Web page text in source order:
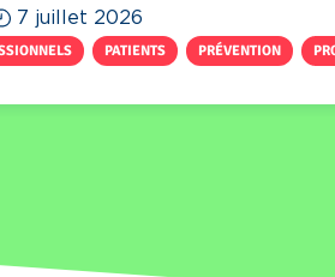
7 juillet 2026
PATIENTS PRÉVENTION